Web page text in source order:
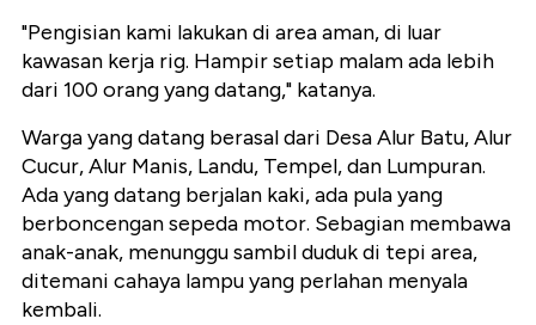
"Pengisian kami lakukan di area aman, di luar
kawasan kerja rig. Hampir setiap malam ada lebih
dari 100 orang yang datang," katanya.
Warga yang datang berasal dari Desa Alur Batu, Alur
Cucur, Alur Manis, Landu, Tempel, dan Lumpuran.
Ada yang datang berjalan kaki, ada pula yang
berboncengan sepeda motor. Sebagian membawa
anak-anak, menunggu sambil duduk di tepi area,
ditemani cahaya lampu yang perlahan menyala
kembali.